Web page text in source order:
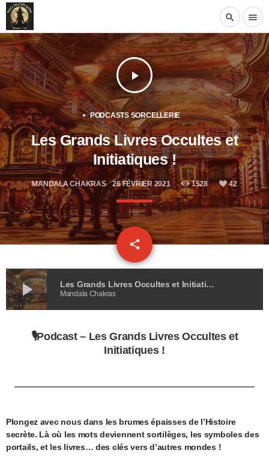
search menu
play_arrow
PODCASTS SORCELLERIE
Les Grands Livres Occultes et
Initiatiques !
MANDALA CHAKRAS 26 FÉVRIER 2021 1528 42
share
email
play_arrow Les Grands Livres Occultes et Initiatiques !
Mandala Chakras
🎙️Podcast – Les Grands Livres Occultes et
Initiatiques!
Plongez avec nous dans les brumes épaisses de l’Histoire
secrète. Là où les mots deviennent sortilèges, les symboles des
portails, et les livres… des clés vers d’autres mondes !